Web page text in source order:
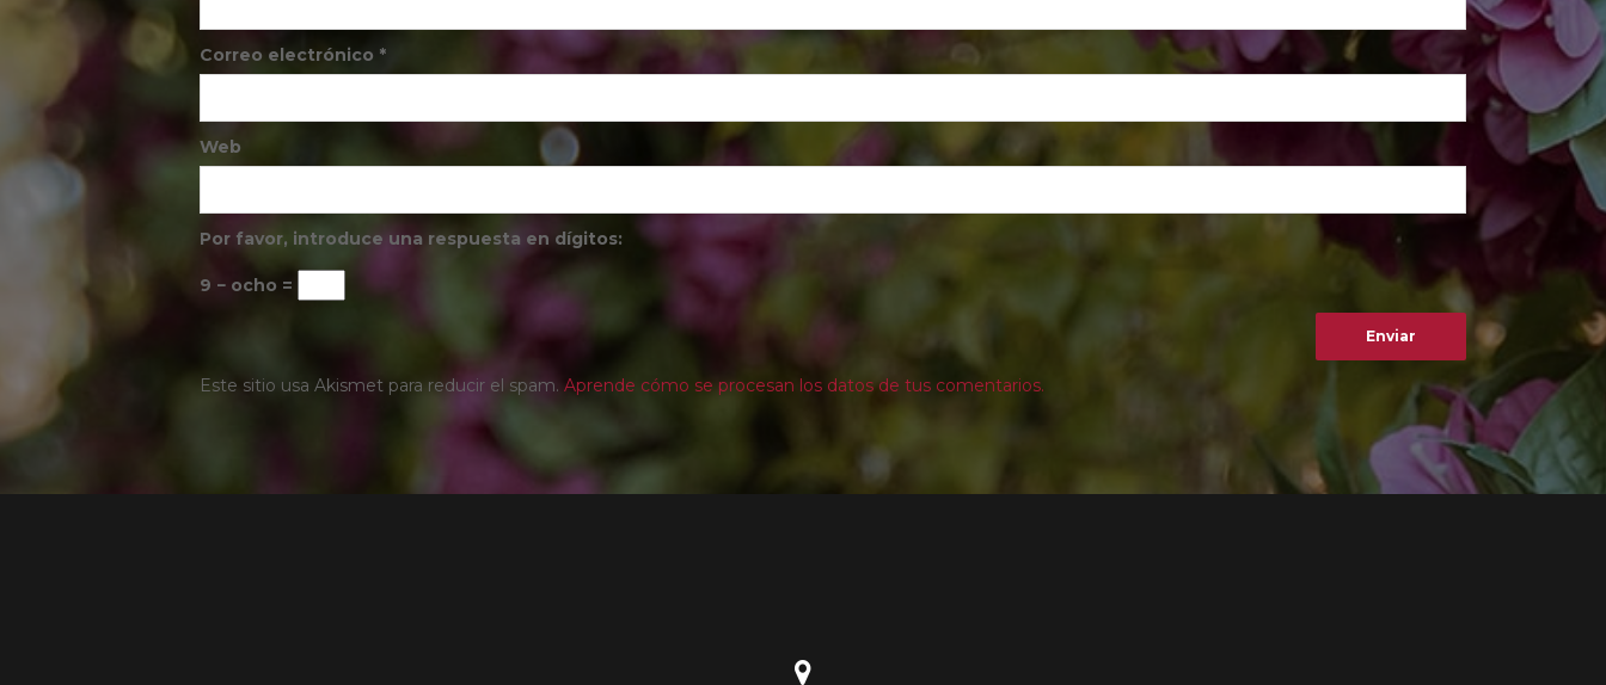
Correo electrónico *
Web
Por favor, introduce una respuesta en dígitos:
9 − ocho =
Este sitio usa Akismet para reducir el spam. Aprende cómo se procesan los datos de tus comentarios.